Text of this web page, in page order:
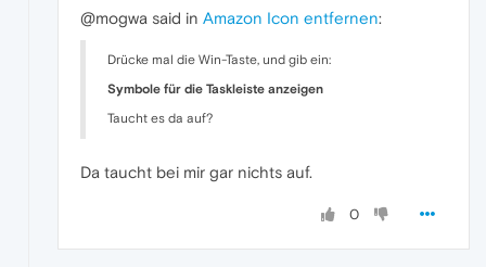
@mogwa said in Amazon Icon entfernen:
Drücke mal die Win-Taste, und gib ein:
Symbole für die Taskleiste anzeigen
Taucht es da auf?
Da taucht bei mir gar nichts auf.
0